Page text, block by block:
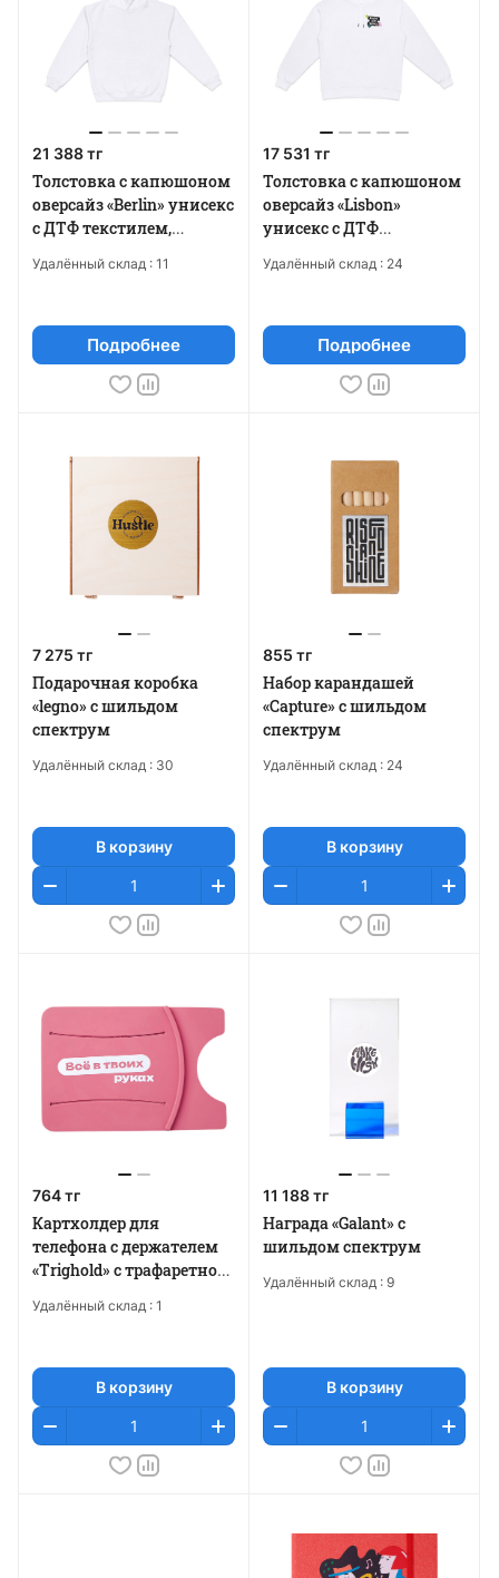
21 388 тг
Толстовка с капюшоном
оверсайз «Berlin» унисекс
с ДТФ текстилем,
лейблом
Удалённый склад : 11
Подробнее
17 531 тг
Толстовка с капюшоном
оверсайз «Lisbon»
унисекс с ДТФ
тайпом
Удалённый склад : 24
Подробнее
7 275 тг
Подарочная коробка
«legno» с шильдом
спектрум
Удалённый склад : 30
В корзину
855 тг
Набор карандашей
«Capture» с шильдом
спектрум
Удалённый склад : 24
В корзину
764 тг
Картхолдер для
телефона с держателем
«Trighold» с трафаретной
Удалённый склад : 1
В корзину
11 188 тг
Награда «Galant» с
шильдом спектрум
Удалённый склад : 9
В корзину